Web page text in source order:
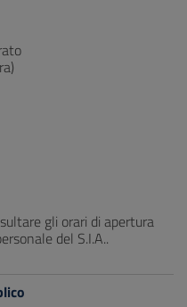
gli orari di apertura
del S.I.A..